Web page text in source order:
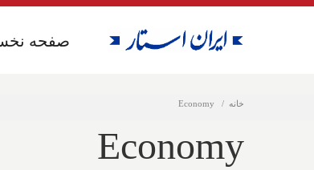
صفحه
خانه Economy
صفحه
Economy